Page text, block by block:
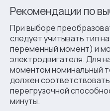
Рекомендации по
При выборе
следует учитывать тип
переменный момент) и
электродвигателя. Для
моментом номинальный
должен
перегрузочной
минуты.